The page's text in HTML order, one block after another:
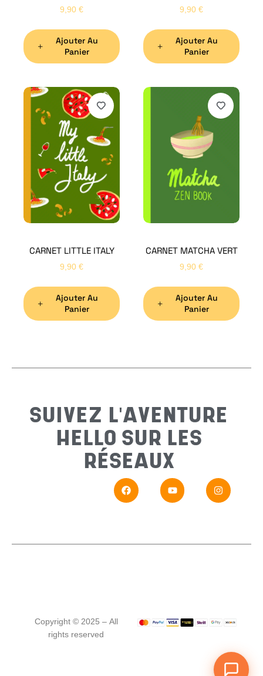
9,90 €
Ajouter Au
Panier
9,90 €
Ajouter Au
Panier
CARNET LITTLE ITALY
9,90 €
Ajouter Au
Panier
CARNET MATCHA VERT
9,90 €
Ajouter Au
Panier
SUIVEZ L'AVENTURE
HELLO SUR LES
RÉSEAUX
Copyright © 2025 – All
rights reserved